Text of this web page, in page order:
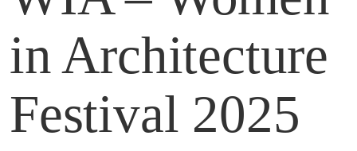
in Architecture
Festival 2025